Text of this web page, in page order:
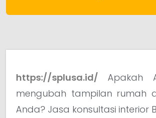
https://splusa.id/ Apakah
mengubah tampilan rumah
Anda? Jasa konsultasi interior